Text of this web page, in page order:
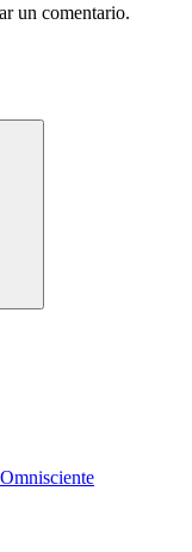
un comentario.